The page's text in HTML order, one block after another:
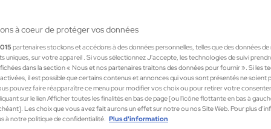
à coeur de protéger vos données
partenaires stockons et accédons à des données personnelles, telles que des données
uniques, sur votre appareil . Si vous sélectionnez J'accepte, les technologies de suivi
dans la section « Nous et nos partenaires traitons des données pour fournir ». Si les
il est possible que certains contenus et annonces qui vous sont présentés ne soient
pouvez faire réapparaître ce menu pour modifier vos choix ou pour retirer votre
sur le lien Afficher toutes les finalités en bas de page [ou l'icône flottante en bas à
Les choix que vous avez fait aurons un effet sur notre ou nos Site Web. Pour plus
à notre politique de confidentialité. Plus d'information